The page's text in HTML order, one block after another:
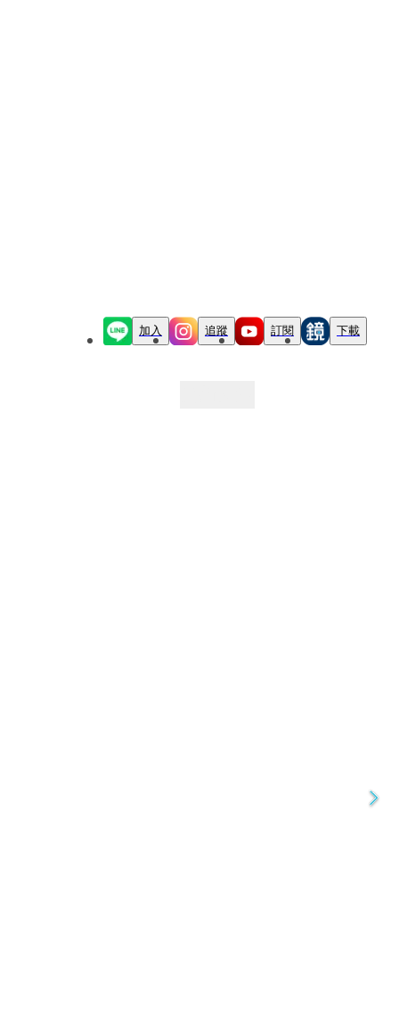
加入 追蹤 訂閱 下載